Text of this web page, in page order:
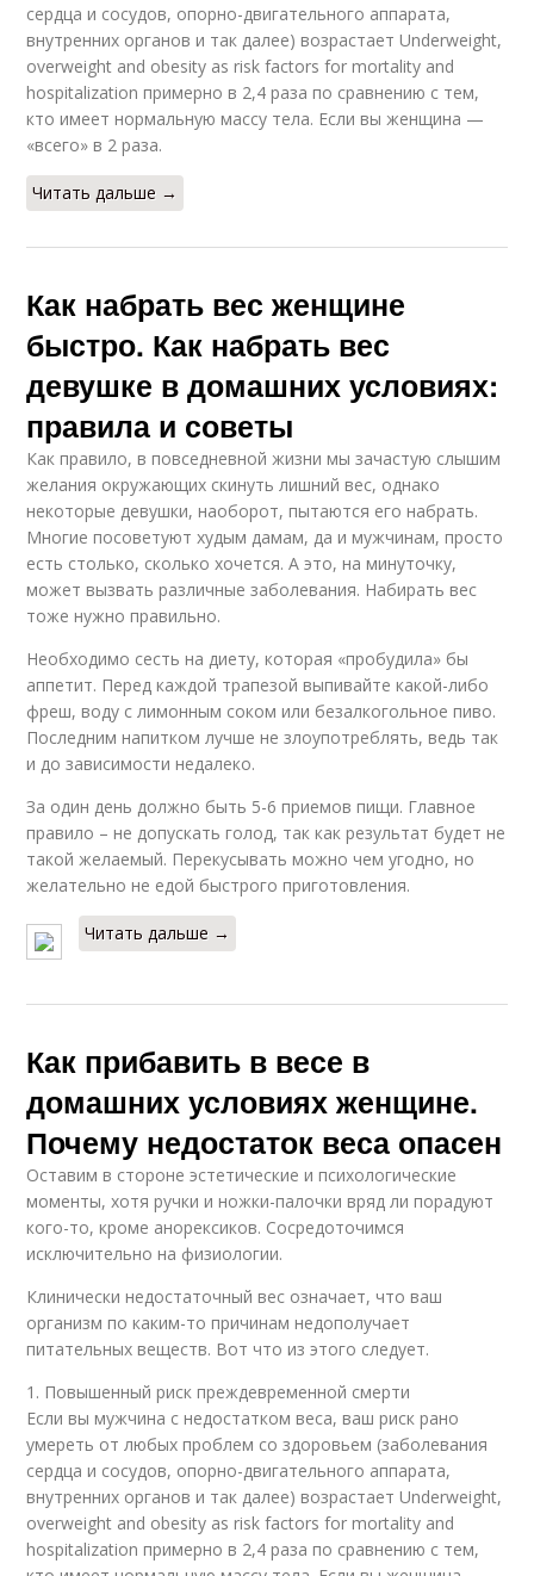
сердца и сосудов, опорно-двигательного аппарата,
внутренних органов и так далее) возрастает Underweight,
overweight and obesity as risk factors for mortality and
hospitalization примерно в 2,4 раза по сравнению с тем,
кто имеет нормальную массу тела. Если вы женщина —
«всего» в 2 раза.
Читать дальше →
Как набрать вес женщине
быстро. Как набрать вес
девушке в домашних условиях:
правила и советы
Как правило, в повседневной жизни мы зачастую слышим
желания окружающих скинуть лишний вес, однако
некоторые девушки, наоборот, пытаются его набрать.
Многие посоветуют худым дамам, да и мужчинам, просто
есть столько, сколько хочется. А это, на минуточку,
может вызвать различные заболевания. Набирать вес
тоже нужно правильно.
Необходимо сесть на диету, которая «пробудила» бы
аппетит. Перед каждой трапезой выпивайте какой-либо
фреш, воду с лимонным соком или безалкогольное пиво.
Последним напитком лучше не злоупотреблять, ведь так
и до зависимости недалеко.
За один день должно быть 5-6 приемов пищи. Главное
правило – не допускать голод, так как результат будет не
такой желаемый. Перекусывать можно чем угодно, но
желательно не едой быстрого приготовления.
Читать дальше →
Как прибавить в весе в
домашних условиях женщине.
Почему недостаток веса опасен
Оставим в стороне эстетические и психологические
моменты, хотя ручки и ножки-палочки вряд ли порадуют
кого-то, кроме анорексиков. Сосредоточимся
исключительно на физиологии.
Клинически недостаточный вес означает, что ваш
организм по каким-то причинам недополучает
питательных веществ. Вот что из этого следует.
1. Повышенный риск преждевременной смерти
Если вы мужчина с недостатком веса, ваш риск рано
умереть от любых проблем со здоровьем (заболевания
сердца и сосудов, опорно-двигательного аппарата,
внутренних органов и так далее) возрастает Underweight,
overweight and obesity as risk factors for mortality and
hospitalization примерно в 2,4 раза по сравнению с тем,